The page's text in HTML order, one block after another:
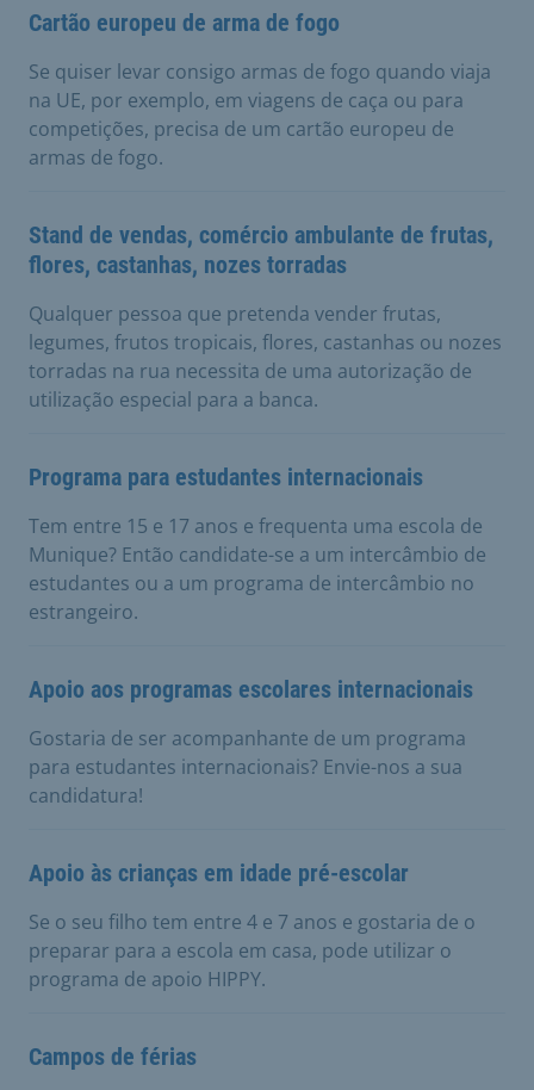
Cartão europeu de arma de fogo
Se quiser levar consigo armas de fogo quando viaja
na UE, por exemplo, em viagens de caça ou para
competições, precisa de um cartão europeu de
armas de fogo.
Stand de vendas, comércio ambulante de frutas,
flores, castanhas, nozes torradas
Qualquer pessoa que pretenda vender frutas,
legumes, frutos tropicais, flores, castanhas ou nozes
torradas na rua necessita de uma autorização de
utilização especial para a banca.
Programa para estudantes internacionais
Tem entre 15 e 17 anos e frequenta uma escola de
Munique? Então candidate-se a um intercâmbio de
estudantes ou a um programa de intercâmbio no
estrangeiro.
Apoio aos programas escolares internacionais
Gostaria de ser acompanhante de um programa
para estudantes internacionais? Envie-nos a sua
candidatura!
Apoio às crianças em idade pré-escolar
Se o seu filho tem entre 4 e 7 anos e gostaria de o
preparar para a escola em casa, pode utilizar o
programa de apoio HIPPY.
Campos de férias